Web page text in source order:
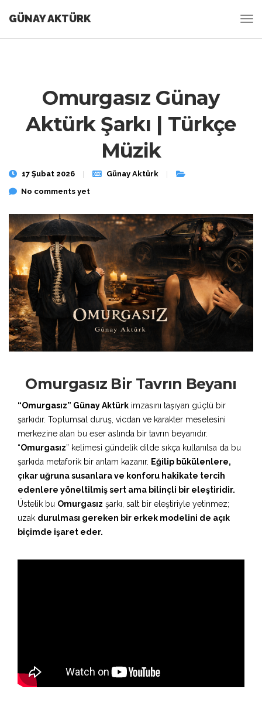
GÜNAY AKTÜRK
Omurgasız Günay
Aktürk Şarkı | Türkçe
Müzik
17 Şubat 2026
Günay Aktürk
No comments yet
Omurgasız Bir Tavrın Beyanı
“Omurgasız” Günay Aktürk imzasını taşıyan güçlü bir
şarkıdır. Toplumsal duruş, vicdan ve karakter meselesini
merkezine alan bu eser aslında bir tavrın beyanıdır.
“Omurgasız” kelimesi gündelik dilde sıkça kullanılsa da bu
şarkıda metaforik bir anlam kazanır. Eğilip bükülenlere,
çıkar uğruna susanlara ve konforu hakikate tercih
edenlere yöneltilmiş sert ama bilinçli bir eleştiridir.
Üstelik bu Omurgasız şarkı, salt bir eleştiriyle yetinmez;
uzak durulması gereken bir erkek modelini de açık
biçimde işaret eder.